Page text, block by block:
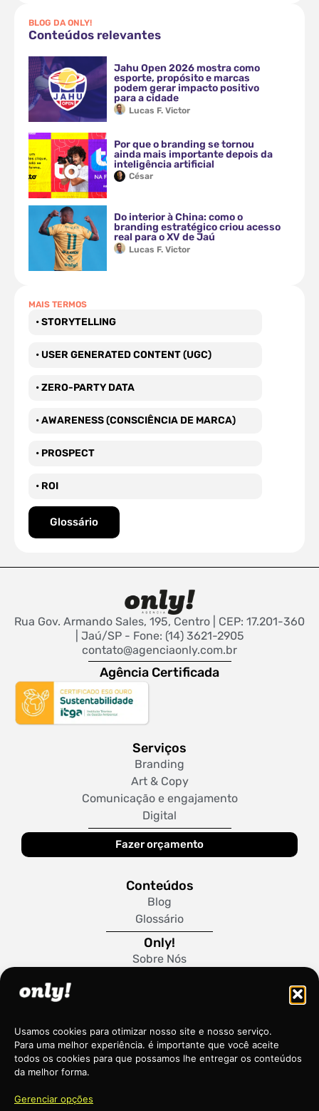
Usamos cookies para otimizar nosso site e nosso serviço.
Para uma melhor experiência. é importante que você aceite
todos os cookies para que possamos lhe entregar os conteúdos
da melhor forma.
Gerenciar opções
BLOG DA ONLY!
Conteúdos relevantes
Jahu Open 2026 mostra como
esporte, propósito e marcas
podem gerar impacto positivo
para a cidade
Lucas F. Victor
Por que o branding se tornou
ainda mais importante depois da
inteligência artificial
César
Do interior à China: como o
branding estratégico criou acesso
real para o XV de Jaú
Lucas F. Victor
MAIS TERMOS
• STORYTELLING
• USER GENERATED CONTENT (UGC)
• ZERO-PARTY DATA
• AWARENESS (CONSCIÊNCIA DE MARCA)
• PROSPECT
• ROI
Glossário
Rua Gov. Armando Sales, 195, Centro | CEP: 17.201-360
| Jaú/SP - Fone: (14) 3621-2905
contato@agenciaonly.com.br
Agência Certificada
Serviços
Branding
Art & Copy
Comunicação e engajamento
Digital
Fazer orçamento
Conteúdos
Blog
Glossário
Only!
Sobre Nós